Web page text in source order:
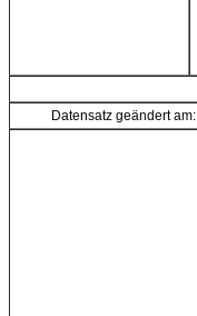
Datensatz geändert am: